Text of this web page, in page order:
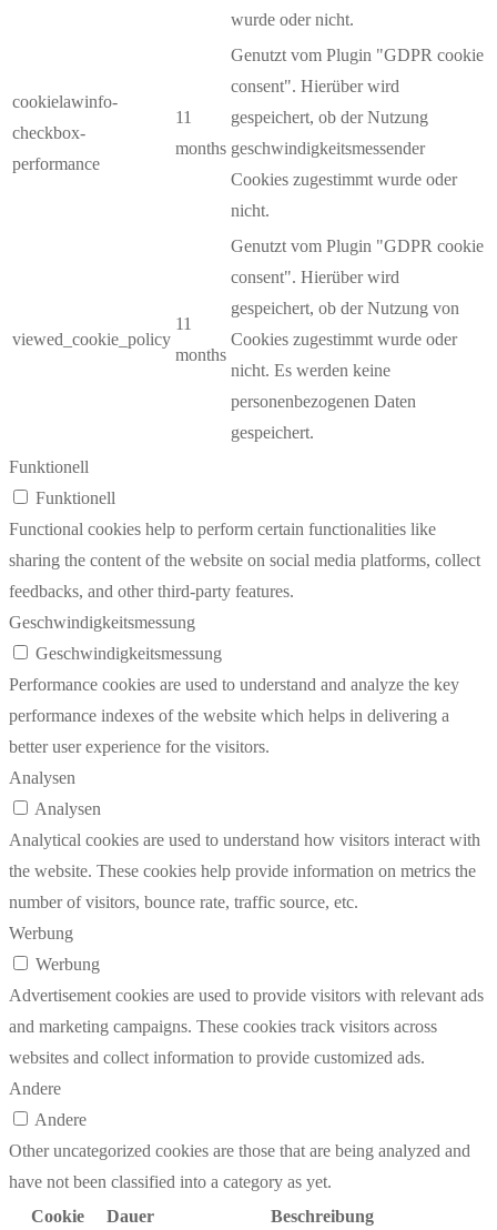
wurde oder nicht.
cookielawinfo-
checkbox-
performance
11
months
Genutzt vom Plugin "GDPR cookie
consent". Hierüber wird
gespeichert, ob der Nutzung
geschwindigkeitsmessender
Cookies zugestimmt wurde oder
nicht.
viewed_cookie_policy
11
months
Genutzt vom Plugin "GDPR cookie
consent". Hierüber wird
gespeichert, ob der Nutzung von
Cookies zugestimmt wurde oder
nicht. Es werden keine
personenbezogenen Daten
gespeichert.
Funktionell
Funktionell
Functional cookies help to perform certain functionalities like
sharing the content of the website on social media platforms, collect
feedbacks, and other third-party features.
Geschwindigkeitsmessung
Geschwindigkeitsmessung
Performance cookies are used to understand and analyze the key
performance indexes of the website which helps in delivering a
better user experience for the visitors.
Analysen
Analysen
Analytical cookies are used to understand how visitors interact with
the website. These cookies help provide information on metrics the
number of visitors, bounce rate, traffic source, etc.
Werbung
Werbung
Advertisement cookies are used to provide visitors with relevant ads
and marketing campaigns. These cookies track visitors across
websites and collect information to provide customized ads.
Andere
Andere
Other uncategorized cookies are those that are being analyzed and
have not been classified into a category as yet.
Cookie
Dauer Beschreibung